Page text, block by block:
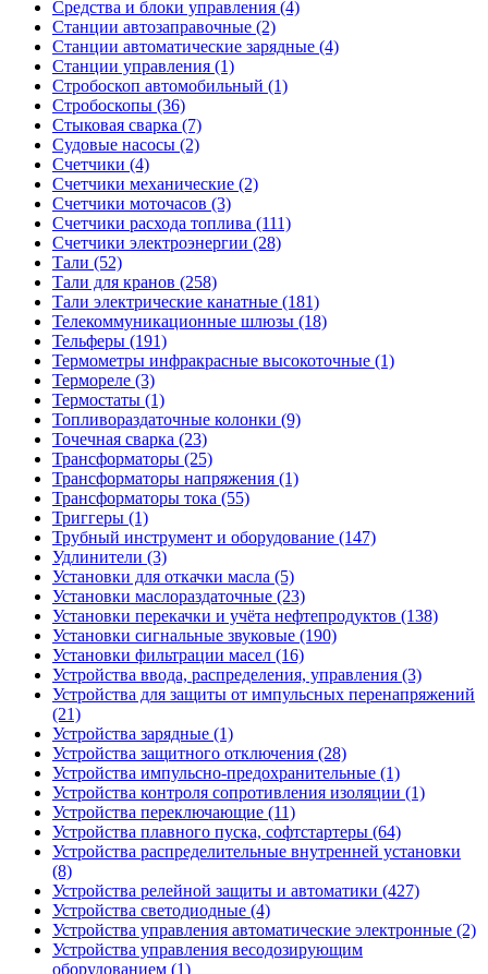
Средства и блоки управления (4)
Станции автозаправочные (2)
Станции автоматические зарядные (4)
Станции управления (1)
Стробоскоп автомобильный (1)
Стробоскопы (36)
Стыковая сварка (7)
Судовые насосы (2)
Счетчики (4)
Счетчики механические (2)
Счетчики моточасов (3)
Счетчики расхода топлива (111)
Счетчики электроэнергии (28)
Тали (52)
Тали для кранов (258)
Тали электрические канатные (181)
Телекоммуникационные шлюзы (18)
Тельферы (191)
Термометры инфракрасные высокоточные (1)
Термореле (3)
Термостаты (1)
Топливораздаточные колонки (9)
Точечная сварка (23)
Трансформаторы (25)
Трансформаторы напряжения (1)
Трансформаторы тока (55)
Триггеры (1)
Трубный инструмент и оборудование (147)
Удлинители (3)
Установки для откачки масла (5)
Установки маслораздаточные (23)
Установки перекачки и учёта нефтепродуктов (138)
Установки сигнальные звуковые (190)
Установки фильтрации масел (16)
Устройства ввода, распределения, управления (3)
Устройства для защиты от импульсных перенапряжений
(21)
Устройства зарядные (1)
Устройства защитного отключения (28)
Устройства импульсно-предохранительные (1)
Устройства контроля сопротивления изоляции (1)
Устройства переключающие (11)
Устройства плавного пуска, софтстартеры (64)
Устройства распределительные внутренней установки
(8)
Устройства релейной защиты и автоматики (427)
Устройства светодиодные (4)
Устройства управления автоматические электронные (2)
Устройства управления весодозирующим
оборудованием (1)